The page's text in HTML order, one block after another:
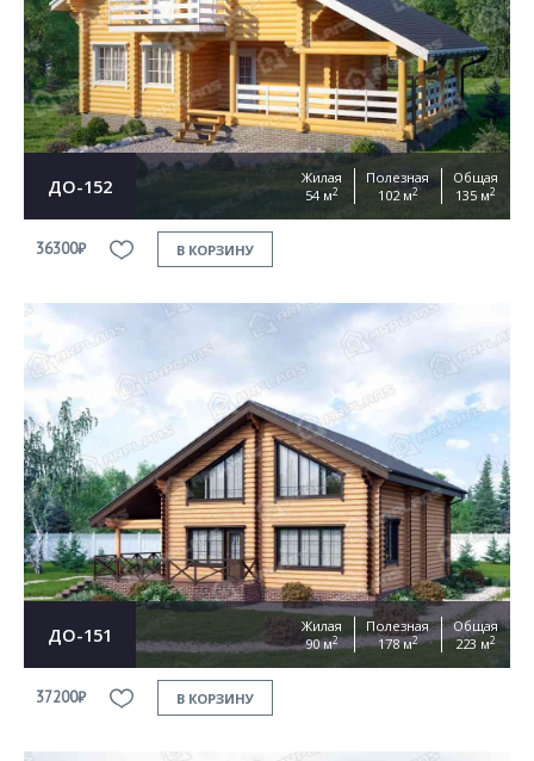
ДО-152
Жилая
54 м2
Полезная
102 м2
Общая
135 м2
36300₽ В КОРЗИНУ
ДО-151
Жилая
90 м2
Полезная
178 м2
Общая
223 м2
37200₽ В КОРЗИНУ